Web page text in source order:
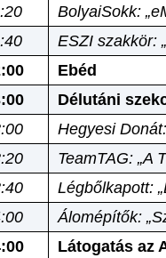
BolyaiSokk:
ESZI szakkör:
Ebéd
Délutáni
Hegyesi
TeamTAG: „A
Légbőlkapott:
Álomépítők:
Látogatás az